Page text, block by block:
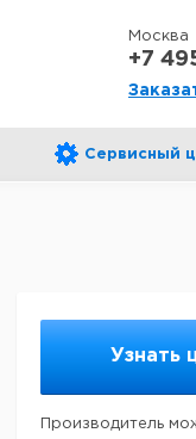
Москва
+7
Сервисный
Узнать
Производитель